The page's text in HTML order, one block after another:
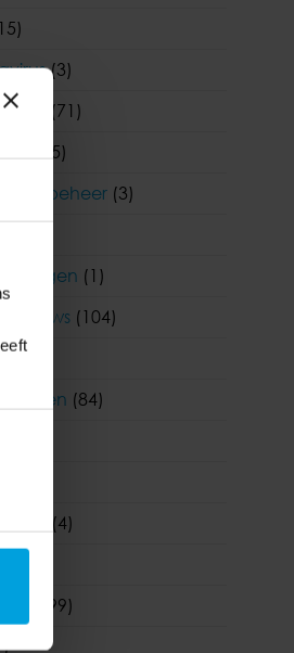
(3)
(71)
(55)
beheer (3)
(1)
nieuws (104)
(903)
(84)
(4)
(99)